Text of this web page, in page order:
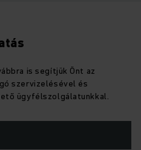
is segítjük Önt az
szervizelésével és
ügyfélszolgálatunkkal.